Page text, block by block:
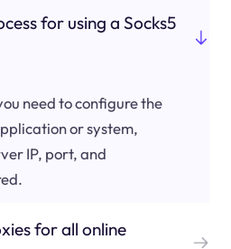
for using a Socks5
need to configure the
or system,
IP, port, and
for all online